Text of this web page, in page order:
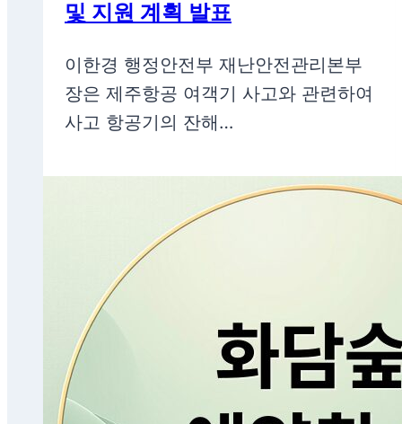
및 지원 계획 발표
이한경 행정안전부 재난안전관리본부
장은 제주항공 여객기 사고와 관련하여
사고 항공기의 잔해…